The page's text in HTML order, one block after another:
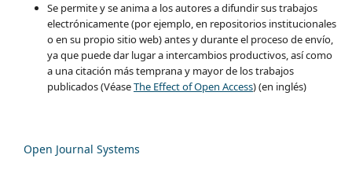
Se permite y se anima a los autores a difundir sus trabajos
electrónicamente (por ejemplo, en repositorios institucionales
o en su propio sitio web) antes y durante el proceso de envío,
ya que puede dar lugar a intercambios productivos, así como
a una citación más temprana y mayor de los trabajos
publicados (VéaseThe Effect of Open Access) (en inglés)
Open Journal Systems